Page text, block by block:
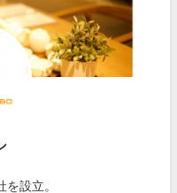
を設立。